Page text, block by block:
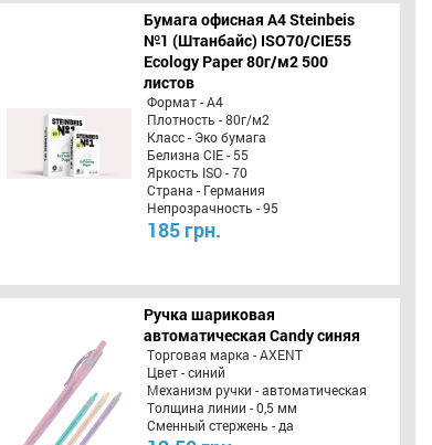
Бумага офисная A4 Steinbeis
№1 (Штанбайс) ISO70/СІЕ55
Ecology Paper 80г/м2 500
листов
Формат - А4
Плотность - 80г/м2
Класс - Эко бумага
Белизна CIE - 55
Яркость ISO - 70
Страна - Германия
Непрозрачность - 95
185 грн.
Ручка шариковая
автоматическая Candy синяя
Торговая марка - AXENT
Цвет - синий
Механизм ручки - автоматическая
Толщина линии - 0,5 мм
Сменный стержень - да